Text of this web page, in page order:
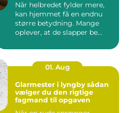
Når helbredet fylder mere,
kan hjemmet få en endnu
større betydning. Mange
oplever, at de slapper be...
01. Aug
Glarmester i lyngby sådan
vælger du den rigtige
fagmand til opgaven